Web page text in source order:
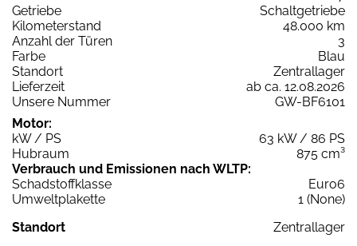
Getriebe
Schaltgetriebe
Kilometerstand
48.000 km
Anzahl der Türen
3
Farbe
Blau
Standort
Zentrallager
Lieferzeit
ab ca. 12.08.2026
Unsere Nummer
GW-BF6101
Motor:
kW / PS
63 kW / 86 PS
Hubraum
875 cm³
Verbrauch und Emissionen nach WLTP:
Schadstoffklasse
Euro6
Umweltplakette
1 (None)
Standort
Zentrallager